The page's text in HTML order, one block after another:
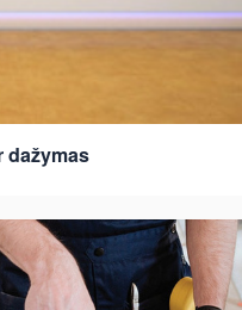
dažymas